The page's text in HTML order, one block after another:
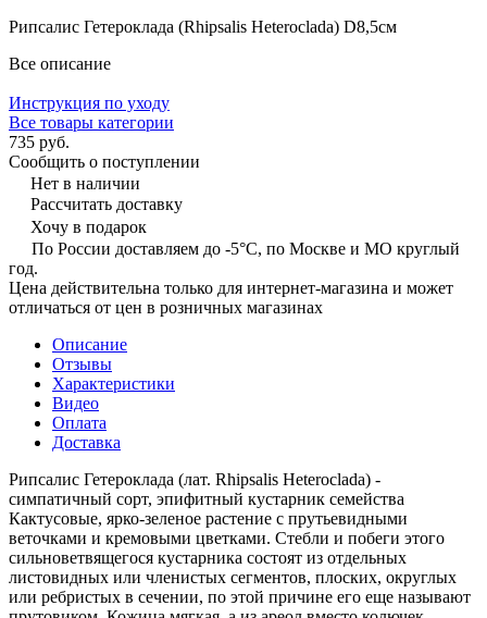
Рипсалис Гетероклада (Rhipsalis Heteroclada) D8,5см
Все описание
Инструкция по уходу
Все товары категории
735 руб.
Сообщить о поступлении
Нет в наличии
Рассчитать доставку
Хочу в подарок
По России доставляем до -5°C, по Москве и МО круглый
год.
Цена действительна только для интернет-магазина и может
отличаться от цен в розничных магазинах
Описание
Отзывы
Характеристики
Видео
Оплата
Доставка
Рипсалис Гетероклада (лат. Rhipsalis Heteroclada) -
симпатичный сорт, эпифитный кустарник семейства
Кактусовые, ярко-зеленое растение с прутьевидными
веточками и кремовыми цветками. Стебли и побеги этого
сильноветвящегося кустарника состоят из отдельных
листовидных или членистых сегментов, плоских, округлых
или ребристых в сечении, по этой причине его еще называют